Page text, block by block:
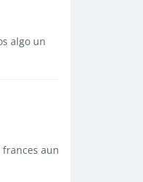
algo un
aun